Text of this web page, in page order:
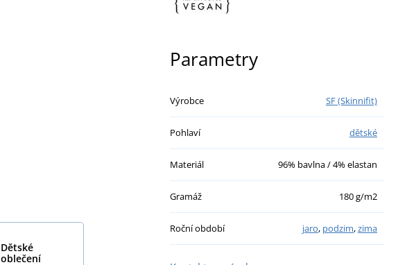
Dětské
oblečení
Parametry
Výrobce SF (Skinnifit)
Pohlaví dětské
Materiál 96% bavlna / 4% elastan
Gramáž 180 g/m2
Roční období jaro, podzim,zima